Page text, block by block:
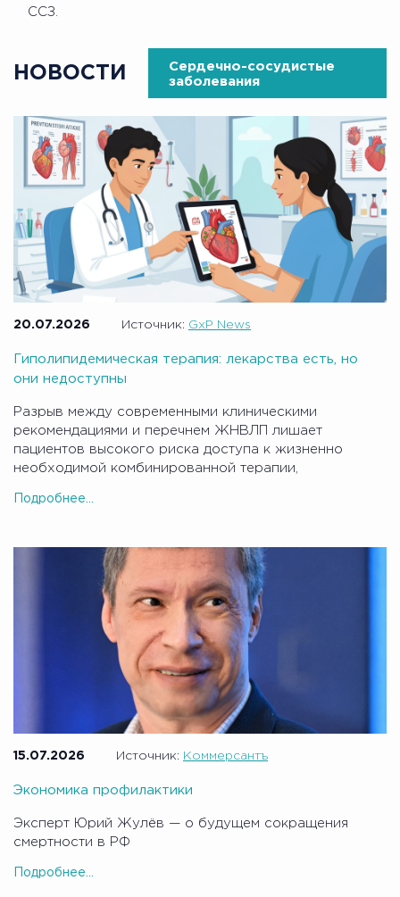
ССЗ.
НОВОСТИ
Сердечно-сосудистые
заболевания
20.07.2026 Источник: GxP News
Гиполипидемическая терапия: лекарства есть, но
они недоступны
Разрыв между современными клиническими
рекомендациями и перечнем ЖНВЛП лишает
пациентов высокого риска доступа к жизненно
необходимой комбинированной терапии,
Подробнее...
15.07.2026 Источник: Коммерсантъ
Экономика профилактики
Эксперт Юрий Жулёв — о будущем сокращения
смертности в РФ
Подробнее...